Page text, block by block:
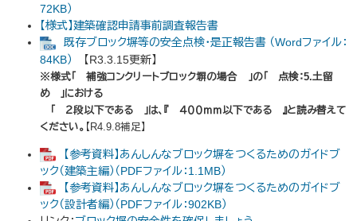
72KB）
【様式】建築確認申請事前調査報告書
既存ブロック塀等の安全点検・是正報告書 （Wordファイル：
84KB）
【R3.3.15更新】
※様式「 補強コンクリートブロック塀の場合 」の「 点検：5.土留
め 」における
「 ２段以下である 」は、『 ４００ｍｍ以下である 』と読み替えて
ください。 【R4.9.8補足】
【参考資料】あんしんなブロック塀をつくるためのガイドブ
ック（建築主編）（PDFファイル：1.1MB）
【参考資料】あんしんなブロック塀をつくるためのガイドブ
ック（設計者編）（PDFファイル：902KB）